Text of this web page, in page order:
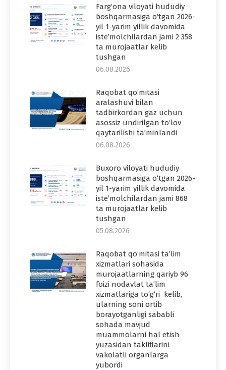
Farg‘ona viloyati hududiy
boshqarmasiga o‘tgan 2026-
yil 1-yarim yillik davomida
iste’molchilardan jami 2 358
ta murojaatlar kelib
tushgan
06.08.2026
Raqobat qo‘mitasi
aralashuvi bilan
tadbirkordan gaz uchun
asossiz undirilgan to‘lov
qaytarilishi ta’minlandi
06.08.2026
Buxoro viloyati hududiy
boshqarmasiga o‘tgan 2026-
yil 1-yarim yillik davomida
iste’molchilardan jami 868
ta murojaatlar kelib
tushgan
05.08.2026
Raqobat qo‘mitasi ta’lim
xizmatlari sohasida
murojaatlarning qariyb 96
foizi nodavlat ta’lim
xizmatlariga to‘g‘ri kelib,
ularning soni ortib
borayotganligi sababli
sohada mavjud
muammolarni hal etish
yuzasidan takliflarini
vakolatli organlarga
yubordi